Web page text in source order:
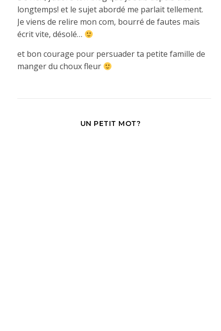
longtemps! et le sujet abordé me parlait tellement.
Je viens de relire mon com, bourré de fautes mais
écrit vite, désolé…
et bon courage pour persuader ta petite famille de
manger du choux fleur
UN PETIT MOT?